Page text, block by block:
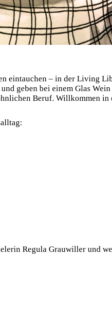
eintauchen – in der Living
geben bei einem Glas
Beruf. Willkommen in
Regula Grauwiller und